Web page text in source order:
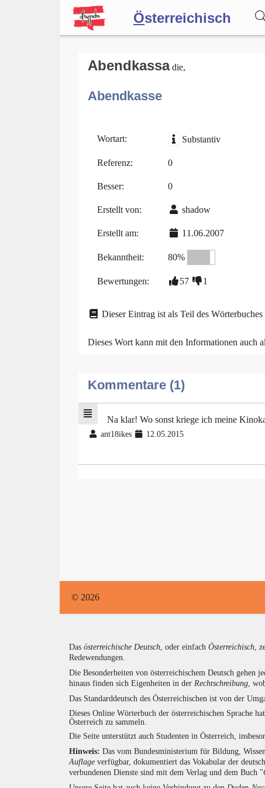
Österreichisch
Forum
Blog
Abendkassadie,
Abendkasse
Wortart: Substantiv
Referenz: 0
Besser: 0
Erstellt von: shadow
Erstellt am: 11.06.2007
Bekanntheit: 80%
Bewertungen: 57 1
Dieser Eintrag ist als Teil des Wörterbuches
Dieses Wort kann mit den Informationen auch
Kommentare (1)
Na klar! Wo sonst kriege ich meine
ant18ikes 12.05.2015
© 2026
Das österreichische Deutsch , oder einfach Österreichisch ,
Redewendungen.
Die Besonderheiten von österreichischem Deutsch gehen
hinaus finden sich Eigenheiten in der Rechtschreibung ,
Das Standarddeutsch des Österreichischen ist von der
Dieses Online Wörterbuch der österreichischen Sprache
Österreich zu sammeln.
Die Seite unterstützt auch Studenten in Österreich,
Hinweis: Das vom Bundesministerium für Bildung,
Auflage verfügbar, dokumentiert das Vokabular der
verbundenen Dienste sind mit dem Verlag und dem Buch "